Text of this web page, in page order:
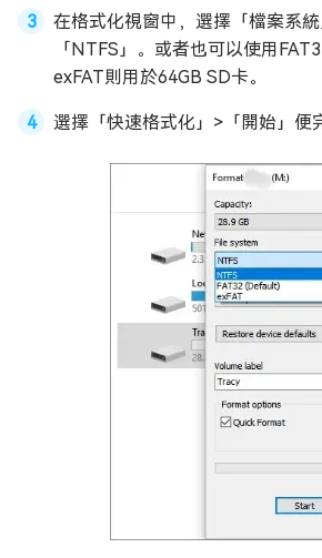
在格式化視窗中，選擇「檔案系
「NTFS」。或者也可以使用
exFAT則用於64GB SD卡。
選擇「快速格式化」>「開始」便